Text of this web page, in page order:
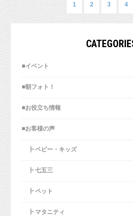
ご自身で撮ったお写真などを一緒にフ
ご希望があればお気軽に！
後からのご注文も出来るので、ご連絡く
＊掲載許可いただきましたNさま、いつ
45分ほどのサインのレッスンの後は、写
撮影が出来ます！
楽しく自然な表情ができると
感謝しております（＾＾）
■数ある写真館の中で、なぜス
犬（大型犬）と一緒（しかも
ず、なぜスタジオミルクに来
た！
写真に収まってくれます。
素敵な写真ができあがり、と
宅後もスタジオミルクさんでの
思い出をたくさん話してくれ
つくってくださり、ありがと
かったです。とても楽しかっ
んだのですか。
・スタジオの雰囲気が良さそ
楽しい撮影でした。個人で３
七五三などイベントの時、ま
いします。
■数ある写真館の中で、なぜ
その後はスタジオのキレイさ
1 2 3 4
■イベント
■朝フォト！
■お役立ち情報
■お客様の声
┣ ベビー・キッズ
┣ 七五三
┣ ペット
┣ マタニティ